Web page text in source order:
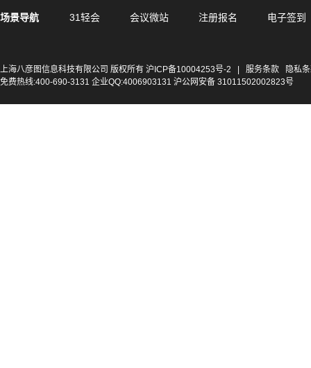
场景导航 31轻会 会议微站 注册报名 电子签到
上海八彦图信息科技有限公司 版权所有 沪ICP备10004253号-2 服务条款
隐私
免费热线:400-690-3131 企业QQ:4006903131 沪公网安备 31011502002823号